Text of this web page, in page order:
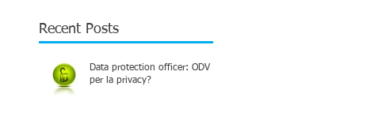
Recent Posts
Data protection officer: ODV
per la privacy?